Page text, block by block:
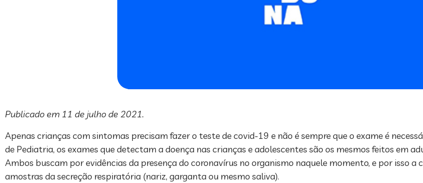
Publicado em 11 de julho de 2021.
Apenas crianças com sintomas precisam fazer o teste de covid-19 e não é sempre que o exame é
de Pediatria, os exames que detectam a doença nas crianças e adolescentes são os mesmos feitos em
Ambos buscam por evidências da presença do coronavírus no organismo naquele momento, e por isso a
amostras da secreção respiratória (nariz, garganta ou mesmo saliva).